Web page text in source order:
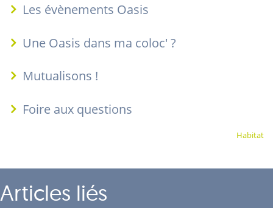
Les évènements Oasis
Une Oasis dans ma coloc' ?
Mutualisons !
Foire aux questions
Habitat
Articles liés